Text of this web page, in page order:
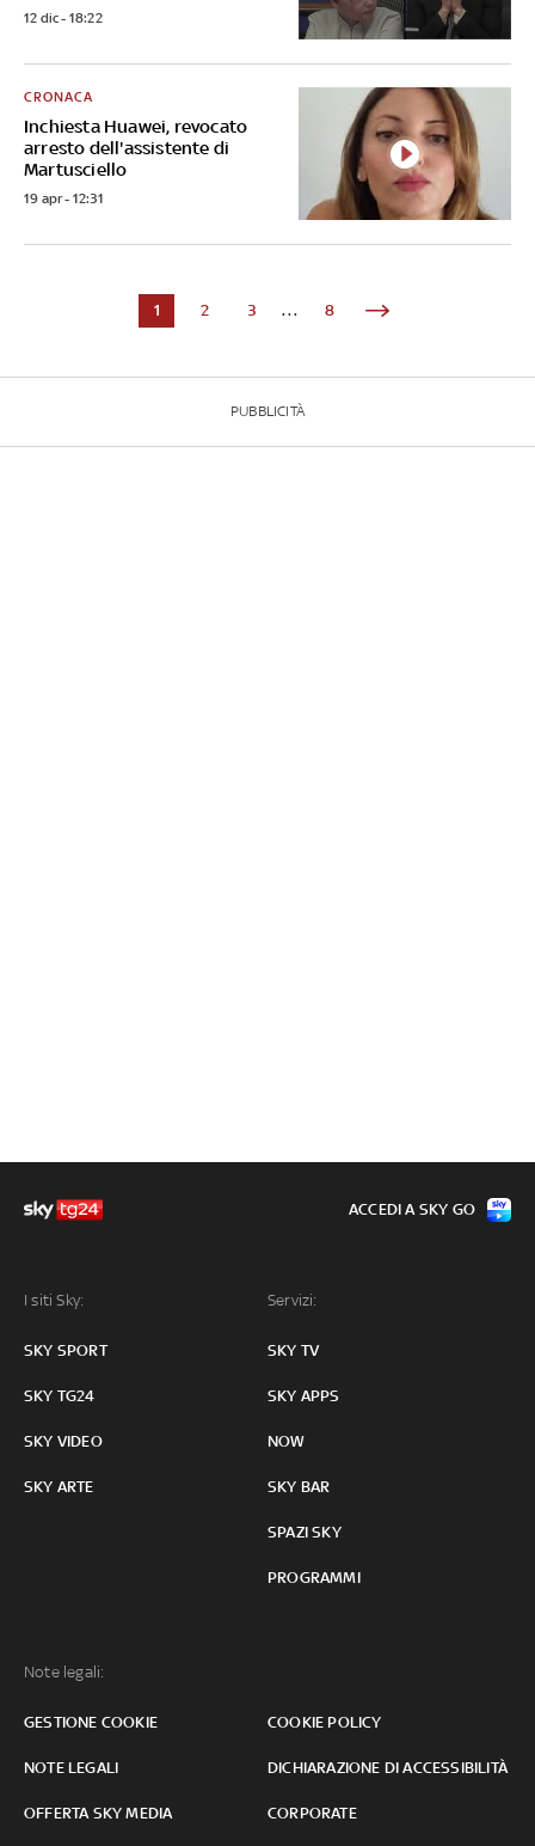
12 dic - 18:22
Inchiesta Huawei, revocato
arresto dell'assistente di
Martusciello
CRONACA
19 apr - 12:31
1 2 3 ... 8
PUBBLICITÀ
I siti Sky:
SKY SPORT
SKY TG24
SKY VIDEO
SKY ARTE
Servizi:
SKY TV
SKY APPS
NOW
SKY BAR
SPAZI SKY
PROGRAMMI
Note legali:
GESTIONE COOKIE COOKIE POLICY
NOTE LEGALI DICHIARAZIONE DI ACCESSIBILITÀ
OFFERTA SKY MEDIA CORPORATE
ACCEDI A SKY GO